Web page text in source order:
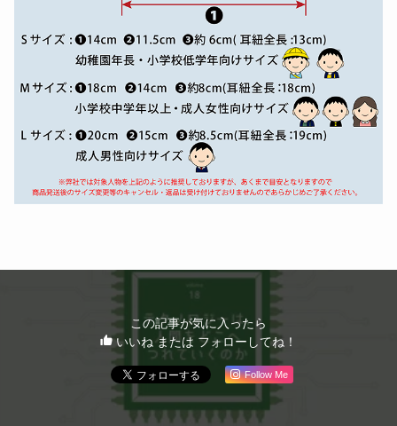
この記事が気に入ったら
いいね または フォローしてね！
Follow Me